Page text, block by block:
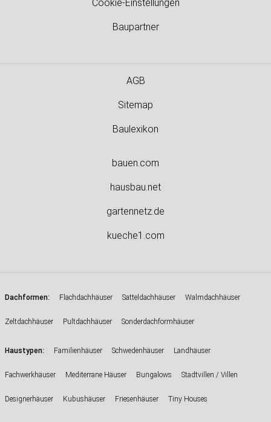
Cookie-Einstellungen
Baupartner
AGB
Sitemap
Baulexikon
bauen.com
hausbau.net
gartennetz.de
kueche1.com
Dachformen: Flachdachhäuser Satteldachhäuser Walmdachhäuser
Zeltdachhäuser Pultdachhäuser Sonderdachformhäuser
Haustypen: Familienhäuser Schwedenhäuser Landhäuser
Fachwerkhäuser Mediterrane Häuser Bungalows Stadtvillen / Villen
Designerhäuser Kubushäuser Friesenhäuser Tiny Houses